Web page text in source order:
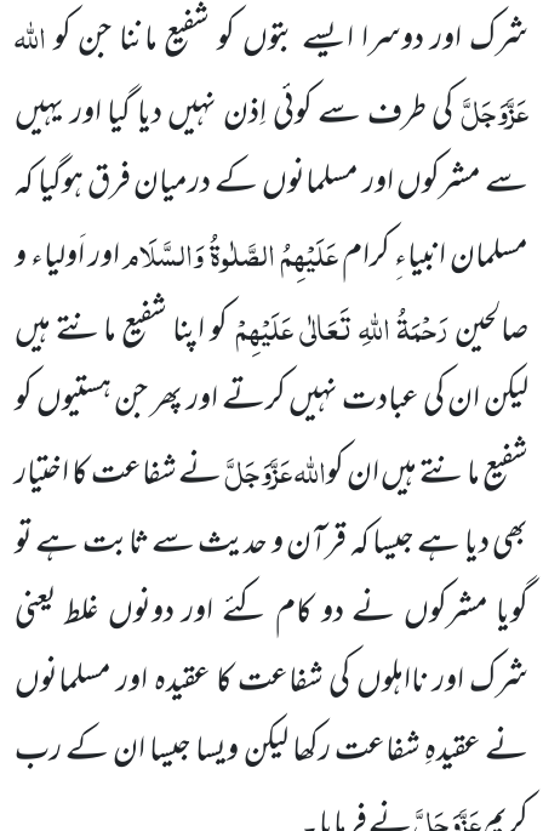
شرک اور دوسرا ایسے بتوں کو شفیع ماننا جن کواللہ
عَزَّوَجَلَّکی طرف سے کوئی اِذن نہیں دیا گیا اور یہیں
سے مشرکوں اور مسلمانوں کے درمیان فرق ہوگیا کہ
مسلمان انبیاءِ کرامعَلَیْہِمُ الصَّلٰوۃُ وَالسَّلَاماور اَولیاء و
صالحینرَحْمَۃُ اللہِ تَعَالٰی عَلَیْہِمْکو اپنا شفیع مانتے ہیں
لیکن ان کیعبادت نہیں کرتے اور پھر جنہستیوں کو
شفیع مانتے ہیں ان کواللہعَزَّوَجَلَّنے شفاعت کا اختیار
بھی دیا ہے جیساکہ قرآن و حدیث سے ثابت ہے تو
گویا مشرکوں نے دو کام کئے اور دونوں غلط یعنی
شرک اور نااہلوں کی شفاعت کا عقیدہ اور مسلمانوں
نے عقیدہِ شفاعت رکھا لیکن ویسا جیسا ان کے رب